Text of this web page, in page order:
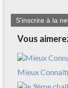
S'inscrire à la
Vous
Mieux